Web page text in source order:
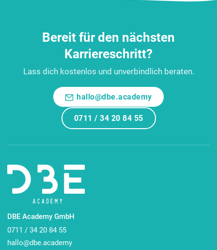
Bereit für den nächsten
Karriereschritt?
Lass dich kostenlos und unverbindlich beraten.
hallo@dbe.academy
0711 / 34 20 84 55
DBE Academy GmbH
0711 / 34 20 84 55
hallo@dbe.academy